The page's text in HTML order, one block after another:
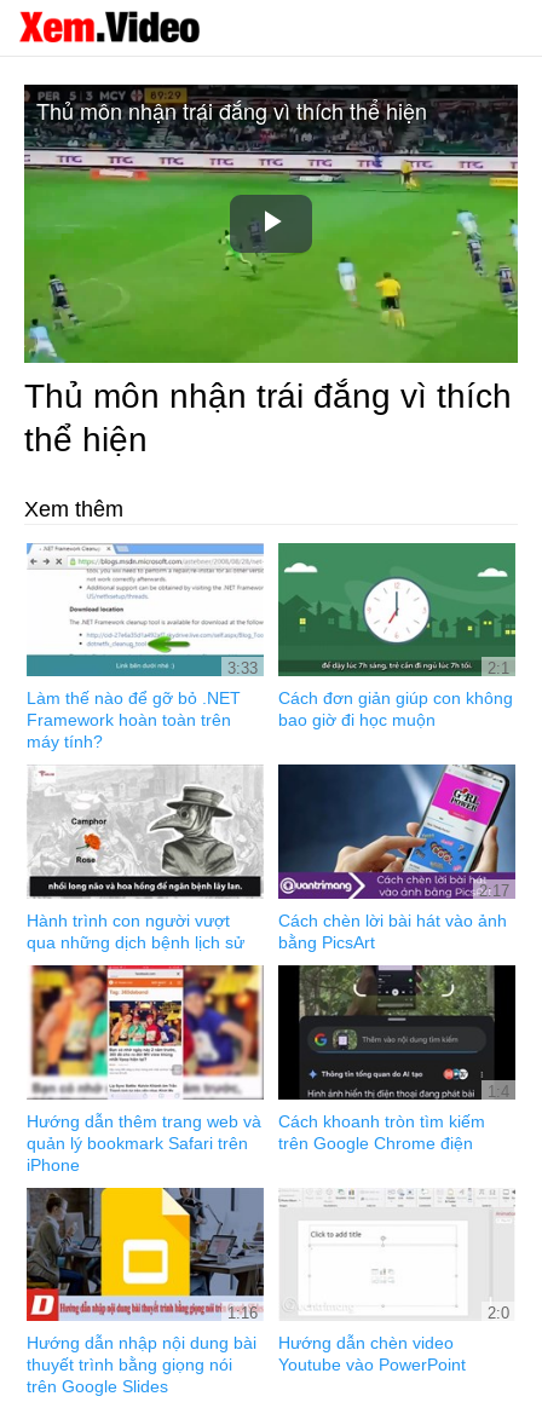
Play
Video
Thủ môn nhận trái đắng vì thích thể hiện
Thủ môn nhận trái đắng vì thích
thể hiện
Xem thêm
3:33
Làm thế nào để gỡ bỏ .NET
Framework hoàn toàn trên
máy tính?
2:1
Cách đơn giản giúp con không
bao giờ đi học muộn
Hành trình con người vượt
qua những dịch bệnh lịch sử
2:17
Cách chèn lời bài hát vào ảnh
bằng PicsArt
Hướng dẫn thêm trang web và
quản lý bookmark Safari trên
iPhone
1:4
Cách khoanh tròn tìm kiếm
trên Google Chrome điện
1:16
Hướng dẫn nhập nội dung bài
thuyết trình bằng giọng nói
trên Google Slides
2:0
Hướng dẫn chèn video
Youtube vào PowerPoint